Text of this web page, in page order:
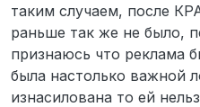
таким случаем, после
раньше так же не было,
признаюсь что реклама
была настолько важной
изнасилована то ей